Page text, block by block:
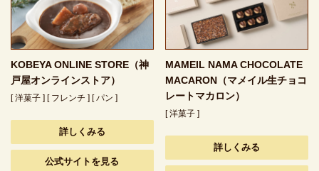
KOBEYA ONLINE STORE（神
戸屋オンラインストア）
[ 洋菓子 ] [ フレンチ ] [ パン ]
詳しくみる
公式サイトを見る
MAMEIL NAMA CHOCOLATE
MACARON（マメイル生チョコ
レートマカロン）
[ 洋菓子 ]
詳しくみる